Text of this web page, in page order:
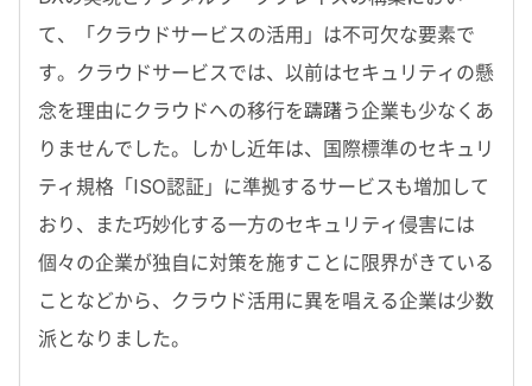
て、「クラウドサービスの活用」は不可欠な要素で
す。クラウドサービスでは、以前はセキュリティの懸
念を理由にクラウドへの移行を躊躇う企業も少なくあ
りませんでした。しかし近年は、国際標準のセキュリ
ティ規格「ISO認証」に準拠するサービスも増加して
おり、また巧妙化する一方のセキュリティ侵害には
個々の企業が独自に対策を施すことに限界がきている
ことなどから、クラウド活用に異を唱える企業は少数
派となりました。